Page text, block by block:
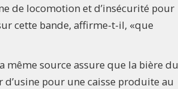
de locomotion et d’insécurité pour
cette bande, affirme-t-il, «que
source assure que la bière du
pour une caisse produite au